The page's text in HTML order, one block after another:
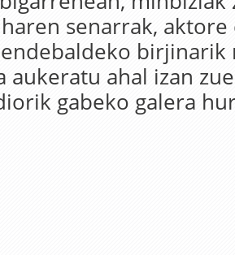
senarrak,
birjinarik
aukeratu ahal izan
gabeko galera